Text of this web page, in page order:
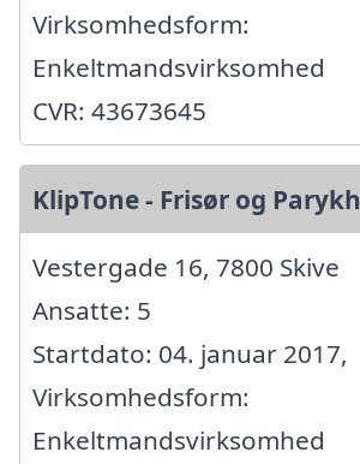
Virksomhedsform:
Enkeltmandsvirksomhed
CVR: 43673645
KlipTone - Frisør og
Vestergade 16, 7800 Skive
Ansatte: 5
Startdato: 04. januar 2017,
Virksomhedsform:
Enkeltmandsvirksomhed